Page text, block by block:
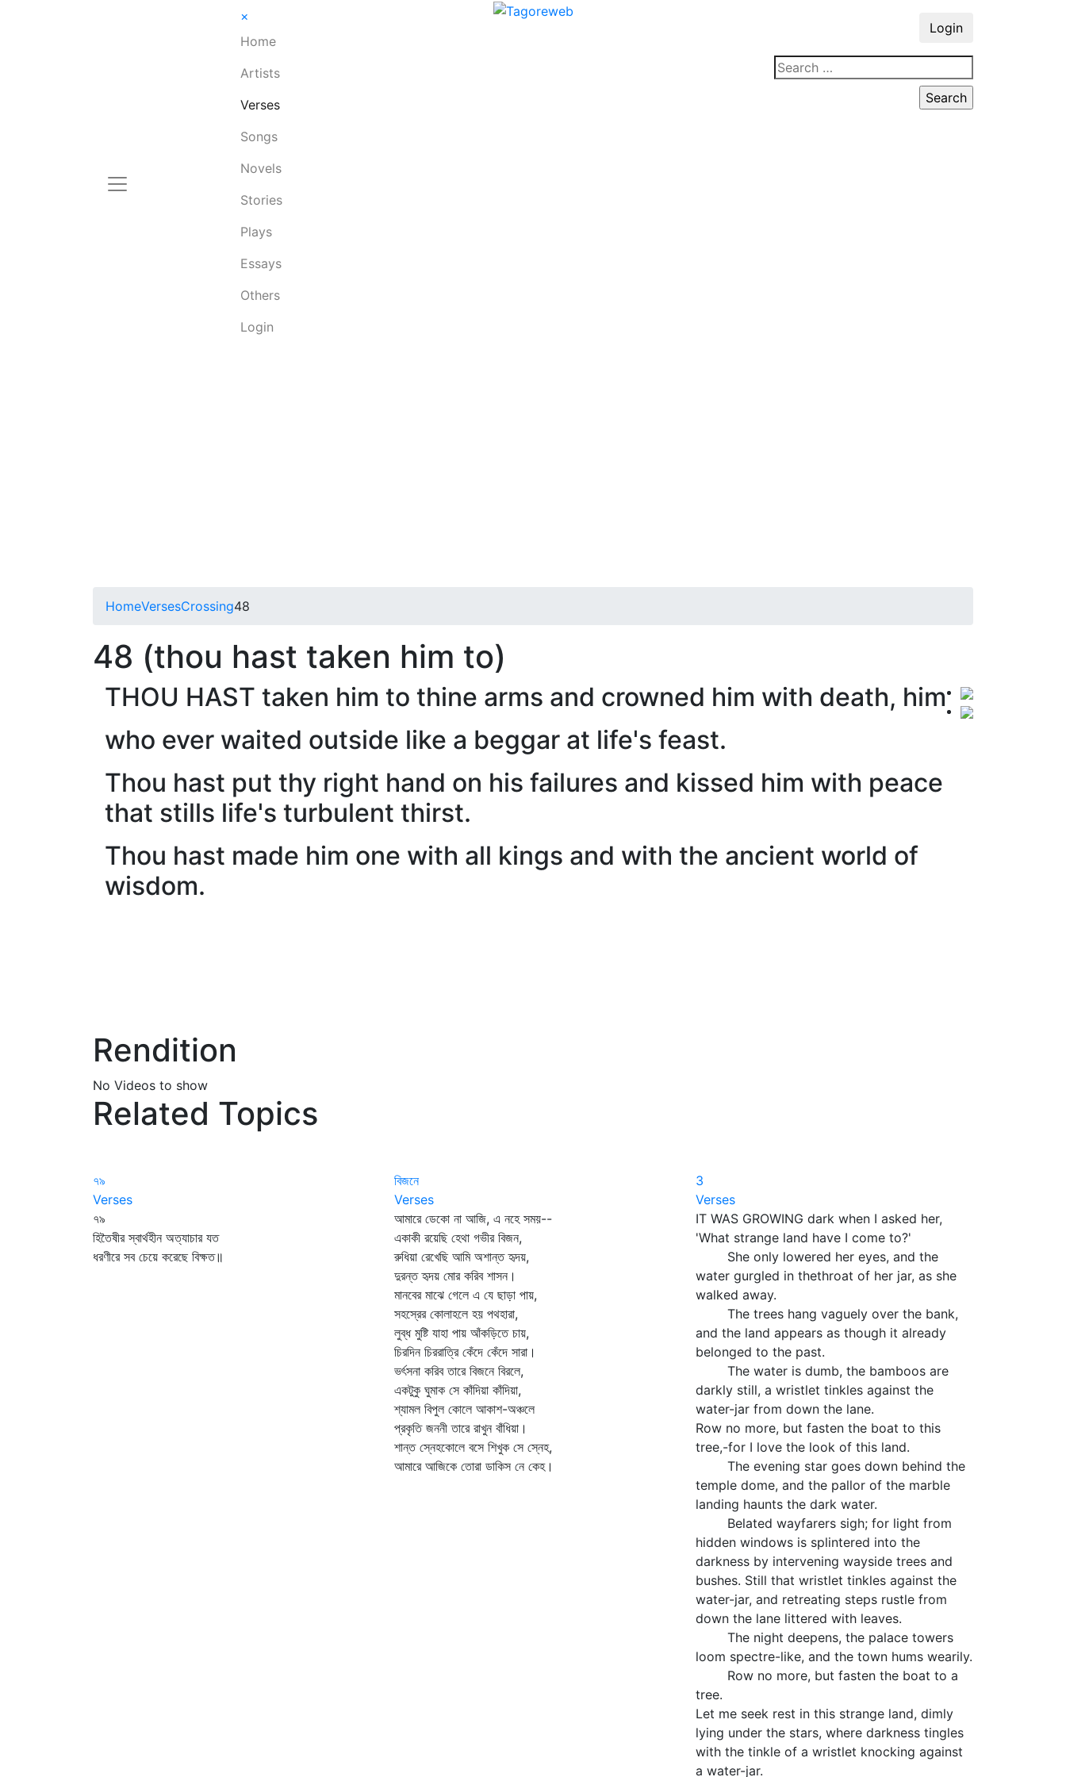
×
Home
Artists
Verses
Songs
Novels
Stories
Plays
Essays
Others
Login
Login
HomeVersesCrossing48
48 (thou hast taken him to)
THOU HAST taken him to thine arms and crowned him with death, him
who ever waited outside like a beggar at life's feast.
Thou hast put thy right hand on his failures and kissed him with peace
that stills life's turbulent thirst.
Thou hast made him one with all kings and with the ancient world of
wisdom.
Rendition
No Videos to show
Related Topics
৭৯
Verses
৭৯
হিতৈষীর স্বার্থহীন অত্যাচার যত
ধরণীরে সব চেয়ে করেছে বিক্ষত॥
বিজনে
Verses
আমারে ডেকো না আজি, এ নহে সময়--
একাকী রয়েছি হেথা গভীর বিজন,
রুধিয়া রেখেছি আমি অশান্ত হৃদয়,
দুরন্ত হৃদয় মোর করিব শাসন।
মানবের মাঝে গেলে এ যে ছাড়া পায়,
সহস্রের কোলাহলে হয় পথহারা,
লুব্ধ মুষ্টি যাহা পায় আঁকড়িতে চায়,
চিরদিন চিররাত্রি কেঁদে কেঁদে সারা।
ভর্ৎসনা করিব তারে বিজনে বিরলে,
একটুকু ঘুমাক সে কাঁদিয়া কাঁদিয়া,
শ্যামল বিপুল কোলে আকাশ-অঞ্চলে
প্রকৃতি জননী তারে রাখুন বাঁধিয়া।
শান্ত স্নেহকোলে বসে শিখুক সে স্নেহ,
আমারে আজিকে তোরা ডাকিস নে কেহ।
3
Verses
IT WAS GROWING dark when I asked her,
'What strange land have I come to?'
She only lowered her eyes, and the
water gurgled in thethroat of her jar, as she
walked away.
The trees hang vaguely over the bank,
and the land appears as though it already
belonged to the past.
The water is dumb, the bamboos are
darkly still, a wristlet tinkles against the
water-jar from down the lane.
Row no more, but fasten the boat to this
tree,-for I love the look of this land.
The evening star goes down behind the
temple dome, and the pallor of the marble
landing haunts the dark water.
Belated wayfarers sigh; for light from
hidden windows is splintered into the
darkness by intervening wayside trees and
bushes. Still that wristlet tinkles against the
water-jar, and retreating steps rustle from
down the lane littered with leaves.
The night deepens, the palace towers
loom spectre-like, and the town hums wearily.
Row no more, but fasten the boat to a
tree.
Let me seek rest in this strange land, dimly
lying under the stars, where darkness tingles
with the tinkle of a wristlet knocking against
a water-jar.